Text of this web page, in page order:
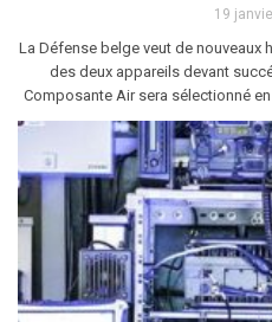
19
La Défense belge veut de nouveaux
des deux appareils devant
Composante Air sera sélectionné en